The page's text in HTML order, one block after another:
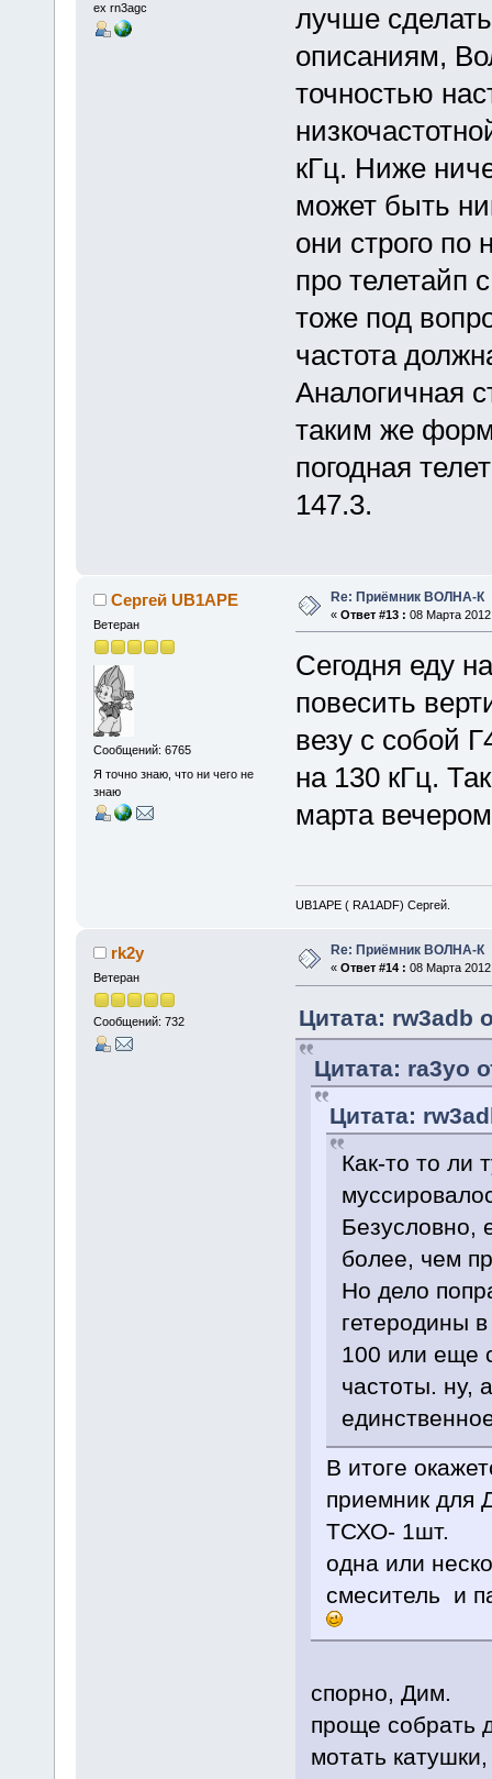
ex rn3agc
лучше
описаниям,
точностью
кГц. Ниже
может быть
они строго по
про телетайп
тоже под
частота
Аналогичная
таким же
погодная
147.3.
Сергей UB1APE
Ветеран
Сообщений: 6765
Я точно знаю, что ни чего не
знаю
Re: Приёмник ВОЛНА-К
« Ответ #13 : 08 Марта
Сегодня еду
повесить
везу с собой
на 130 кГц.
марта
UB1APE ( RA1ADF) Сергей.
rk2y
Ветеран
Сообщений: 732
Re: Приёмник ВОЛНА-К
« Ответ #14 : 08 Марта
Цитата: rw3adb
Цитата: ra3yo
Цитата:
Как-то то ли
Безусловно,
более, чем
Но дело
гетеродины
100 или еще
частоты. ну,
В итоге
приемник для
ТСХО- 1шт.
одна или
смеситель и
спорно, Дим.
проще собрать
мотать